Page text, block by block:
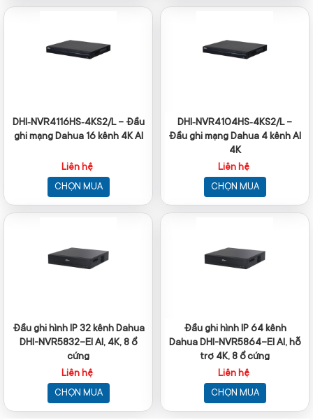
DHI‑NVR4116HS‑4KS2/L – Đầu
ghi mạng Dahua 16 kênh 4K AI
Liên hệ
CHỌN MUA
DHI‑NVR4104HS‑4KS2/L –
Đầu ghi mạng Dahua 4 kênh AI
4K
Liên hệ
CHỌN MUA
Đầu ghi hình IP 32 kênh Dahua
DHI-NVR5832-EI AI, 4K, 8 ổ
cứng
Liên hệ
CHỌN MUA
Đầu ghi hình IP 64 kênh
Dahua DHI-NVR5864-EI AI, hỗ
trợ 4K, 8 ổ cứng
Liên hệ
CHỌN MUA